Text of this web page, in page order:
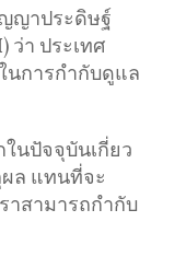
ญาประดิษฐ์
ว่า ประเทศ
นการกำกับดูแล
นปัจจุบันเกี่ยว
ล แทนที่จะ
าสามารถกำกับ